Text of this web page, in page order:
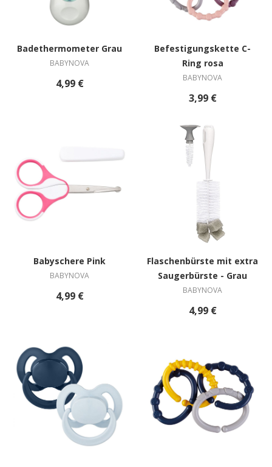
Badethermometer Grau
BABYNOVA
4,99 €
Befestigungskette C-
Ring rosa
BABYNOVA
3,99 €
Babyschere Pink
BABYNOVA
4,99 €
Flaschenbürste mit extra
Saugerbürste - Grau
BABYNOVA
4,99 €